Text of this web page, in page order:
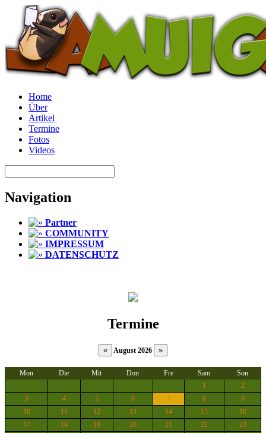
Home
Über
Artikel
Termine
Fotos
Videos
Navigation
Partner
COMMUNITY
IMPRESSUM
DATENSCHUTZ
Termine
August 2026
Mon Die Mit Don Fre Sam
Son
1
2
3
4 5 6 7 8
9
10
11 12 13 14 15
16
17
18 19 20 21 22
23